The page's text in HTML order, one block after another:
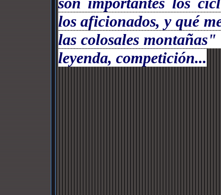
los aficionados, y qué
las colosales
leyenda, competición...